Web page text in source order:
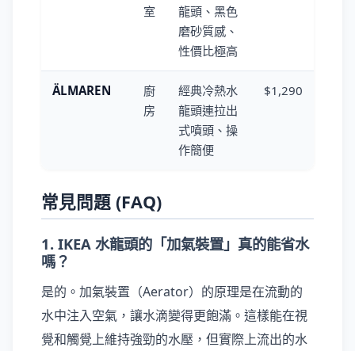
室
龍頭、黑色
磨砂質感、
性價比極高
ÄLMAREN
廚
房
經典冷熱水
龍頭連拉出
式噴頭、操
作簡便
$1,290
常見問題 (FAQ)
1. IKEA 水龍頭的「加氣裝置」真的能省水
嗎？
是的。加氣裝置（Aerator）的原理是在流動的
水中注入空氣，讓水滴變得更飽滿。這樣能在視
覺和觸覺上維持強勁的水壓，但實際上流出的水